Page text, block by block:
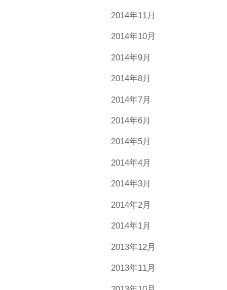
2014年11月
2014年10月
2014年9月
2014年8月
2014年7月
2014年6月
2014年5月
2014年4月
2014年3月
2014年2月
2014年1月
2013年12月
2013年11月